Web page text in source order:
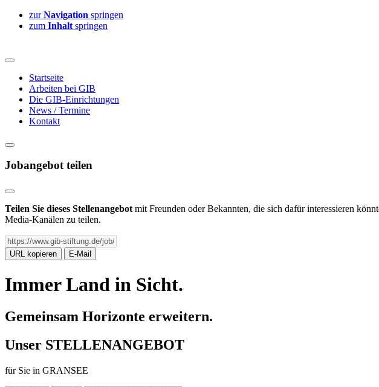
zurNavigation springen
zum Inhalt springen
Startseite
Arbeiten bei GIB
Die GIB-Einrichtungen
News / Termine
Kontakt
Jobangebot teilen
Teilen Sie dieses Stellenangebotmit Freunden oder Bekannten, die sich dafür interessieren
Media-Kanälen zu teilen.
URL kopieren E-Mail
Immer Land in Sicht.
Gemeinsam Horizonte erweitern.
Unser STELLENANGEBOT
für Sie in GRANSEE